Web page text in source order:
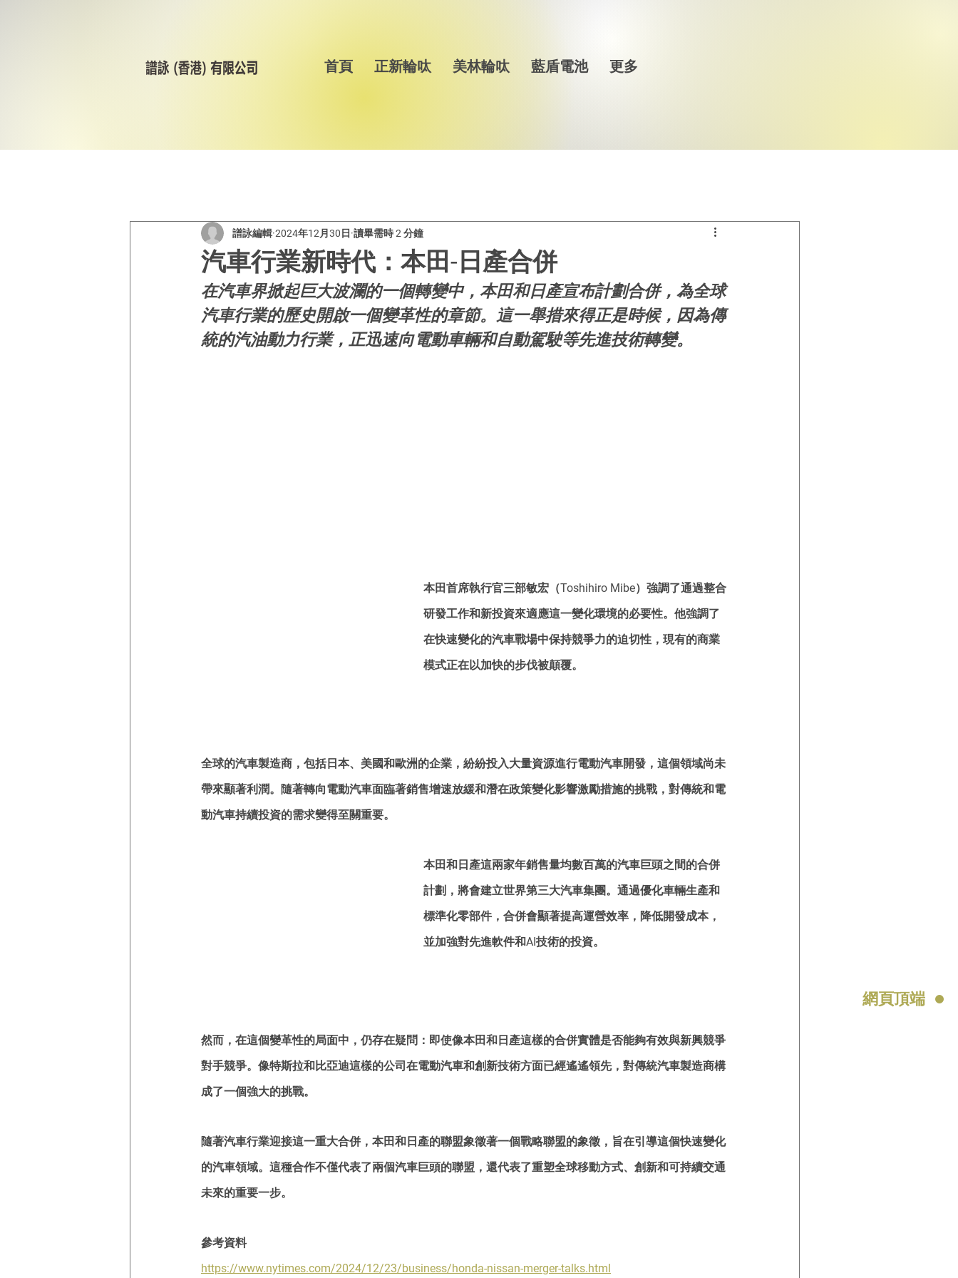
首頁 正新輪呔 美林輪呔 藍盾電池 更多
網頁頂端
汽車行業新時代：本田-日產合併
譜詠編輯 2024年12月30日 讀畢需時 2 分鐘
在汽車界掀起巨大波瀾的一個轉變中，本田和日產宣布計劃合併，為全球
汽車行業的歷史開啟一個變革性的章節。這一舉措來得正是時候，因為傳
統的汽油動力行業，正迅速向電動車輛和自動駕駛等先進技術轉變。
本田首席執行官三部敏宏（Toshihiro Mibe）強調了通過整合
研發工作和新投資來適應這一變化環境的必要性。他強調了
在快速變化的汽車戰場中保持競爭力的迫切性，現有的商業
模式正在以加快的步伐被顛覆。
全球的汽車製造商，包括日本、美國和歐洲的企業，紛紛投入大量資源進行電動汽車開發，這個領域尚未
帶來顯著利潤。隨著轉向電動汽車面臨著銷售增速放緩和潛在政策變化影響激勵措施的挑戰，對傳統和電
動汽車持續投資的需求變得至關重要。
本田和日產這兩家年銷售量均數百萬的汽車巨頭之間的合併
計劃，將會建立世界第三大汽車集團。通過優化車輛生產和
標準化零部件，合併會顯著提高運營效率，降低開發成本，
並加強對先進軟件和AI技術的投資。
然而，在這個變革性的局面中，仍存在疑問：即使像本田和日產這樣的合併實體是否能夠有效與新興競爭
對手競爭。像特斯拉和比亞迪這樣的公司在電動汽車和創新技術方面已經遙遙領先，對傳統汽車製造商構
成了一個強大的挑戰。
隨著汽車行業迎接這一重大合併，本田和日產的聯盟象徵著一個戰略聯盟的象徵，旨在引導這個快速變化
的汽車領域。這種合作不僅代表了兩個汽車巨頭的聯盟，還代表了重塑全球移動方式、創新和可持續交通
未來的重要一步。
參考資料
https://www.nytimes.com/2024/12/23/business/honda-nissan-merger-talks.html